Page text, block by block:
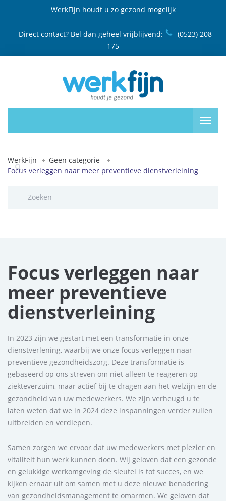
WerkFijn houdt u zo gezond mogelijk
Direct contact? Bel dan geheel vrijblijvend:
(0523) 208
175
WerkFijn
Geen categorie
Focus verleggen naar meer preventieve dienstverleining
Focus verleggen naar
meer preventieve
dienstverleining
In 2023 zijn we gestart met een transformatie in onze
dienstverlening, waarbij we onze focus verleggen naar
preventieve gezondheidszorg. Deze transformatie is
gebaseerd op ons streven om niet alleen te reageren op
ziekteverzuim, maar actief bij te dragen aan het welzijn en de
gezondheid van uw medewerkers. We zijn verheugd u te
laten weten dat we in 2024 deze inspanningen verder zullen
uitbreiden en verdiepen.
Samen zorgen we ervoor dat uw medewerkers met plezier en
vitaliteit hun werk kunnen doen. Wij geloven dat een gezonde
en gelukkige werkomgeving de sleutel is tot succes, en we
kijken ernaar uit om samen met u deze nieuwe benadering
van gezondheidsmanagement te omarmen. We geloven dat